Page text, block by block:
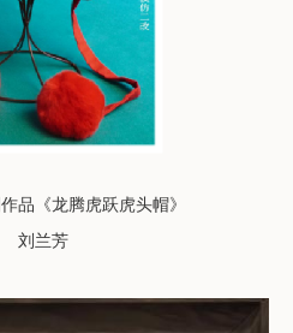
作品 《龙腾虎跃虎头帽》
刘兰芳